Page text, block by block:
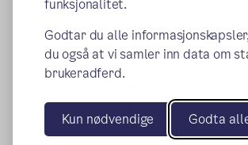
funksjonalitet.
Godtar du alle
du også at vi samler inn data om
brukeradferd.
Kun nødvendige Godta
Oppstart på
Aktivitetsskolen/AKS
Info om oppstart på AKS